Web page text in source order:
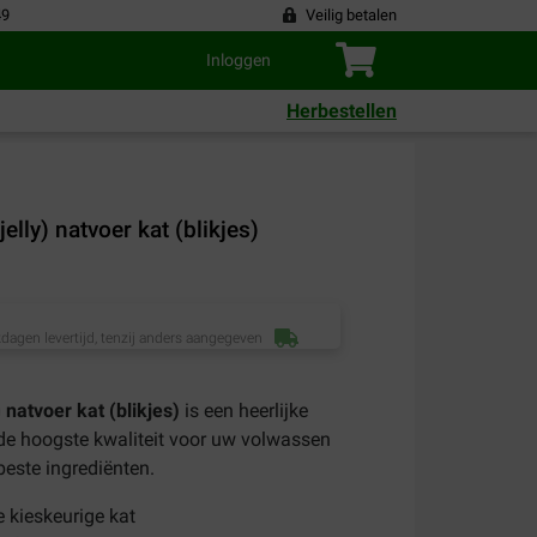
Veilig betalen
Inloggen
Herbestellen
natvoer kat (blikjes)
levertijd, tenzij anders aangegeven
natvoer kat (blikjes) is een heerlijke
hoogste kwaliteit voor uw volwassen
ingrediënten.
kieskeurige kat